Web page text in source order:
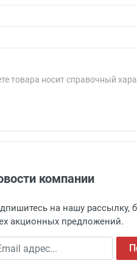
товара носит справочный
г. Москва,
о поступлении
пункт выдачи, чтобы
компании
на нашу рассылку,
акционных предложений.
адрес